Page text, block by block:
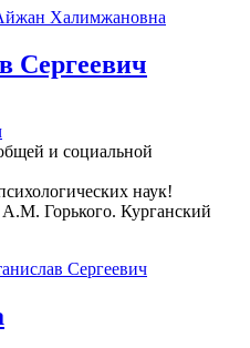
Халимжановна
Сергеевич
и социальной
наук!
Горького. Курганский
Сергеевич